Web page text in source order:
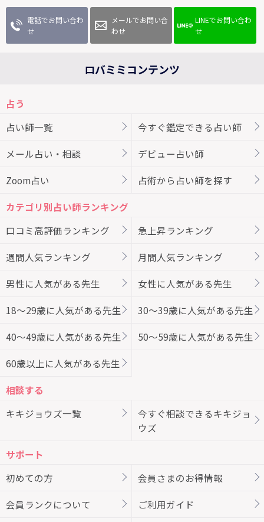
電話でお問い合わ
せ
メールでお問い合
わせ
LINEでお問い合わ
せ
ロバミミコンテンツ
占う
占い師一覧
今すぐ鑑定できる占い師
メール占い・相談 デビュー占い師
Zoom占い 占術から占い師を探す
カテゴリ別占い師ランキング
口コミ高評価ランキング
急上昇ランキング
週間人気ランキング 月間人気ランキング
男性に人気がある先生 女性に人気がある先生
18～29歳に人気がある先生 30～39歳に人気がある先生
40～49歳に人気がある先生 50～59歳に人気がある先生
60歳以上に人気がある先生
相談する
キキジョウズ一覧
今すぐ相談できるキキジョ
ウズ
サポート
初めての方
会員さまのお得情報
会員ランクについて ご利用ガイド